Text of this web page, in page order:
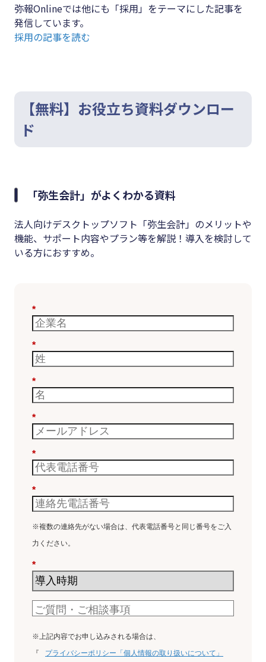
弥報Onlineでは他にも「採用」をテーマにした記事を
発信しています。
採用の記事を読む
【無料】お役立ち資料ダウンロー
ド
「弥生会計」がよくわかる資料
法人向けデスクトップソフト「弥生会計」のメリットや
機能、サポート内容やプラン等を解説！導入を検討して
いる方におすすめ。
*
*
*
*
*
*
※複数の連絡先がない場合は、代表電話番号と同じ番号をご入
力ください。
*
※上記内容でお申し込みされる場合は、
『
プライバシーポリシー「個人情報の取り扱いについて」